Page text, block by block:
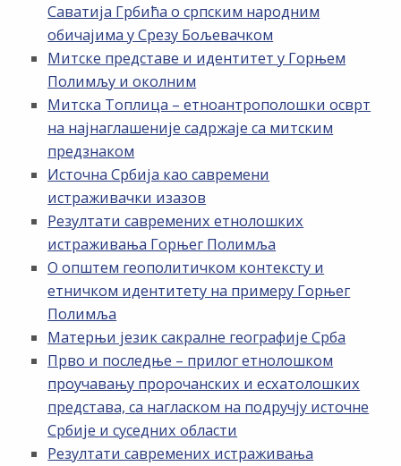
Саватија Грбића о српским народним
обичајима у Срезу Бољевачком
Митске представе и идентитет у Горњем
Полимљу и околним
Митска Топлица – етноантрополошки осврт
на најнаглашеније садржаје са митским
предзнаком
Источна Србија као савремени
истраживачки изазов
Резултати савремених етнолошких
истраживања Горњег Полимља
О општем геополитичком контексту и
етничком идентитету на примеру Горњег
Полимља
Матерњи језик сакралне географије Срба
Прво и последње – прилог етнолошком
проучавању пророчанских и есхатолошких
представа, са нагласком на подручју источне
Србије и суседних области
Резултати савремених истраживања